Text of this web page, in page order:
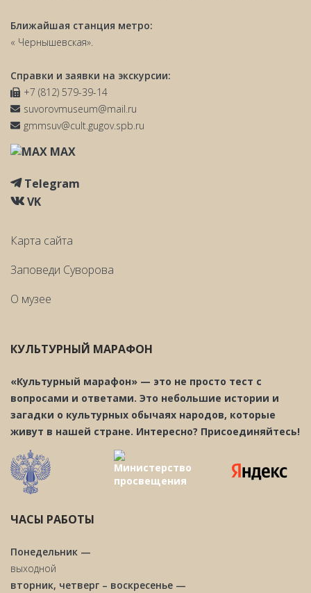
Ближайшая станция метро:
« Чернышевская».
Справки и заявки на экскурсии:
+7 (812) 579-39-14
suvorovmuseum@mail.ru
gmmsuv@cult.gugov.spb.ru
MAX
Telegram
VK
Карта сайта
Заповеди Cуворова
О музее
КУЛЬТУРНЫЙ МАРАФОН
«Культурный марафон» — это не просто тест с
вопросами и ответами. Это небольшие истории и
загадки о культурных обычаях народов, которые
живут в нашей стране. Интересно? Присоединяйтесь!
ЧАСЫ РАБОТЫ
Понедельник —
выходной
вторник, четверг – воскресенье —